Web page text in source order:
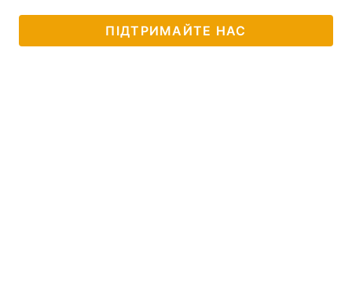
ПІДТРИМАЙТЕ НАС